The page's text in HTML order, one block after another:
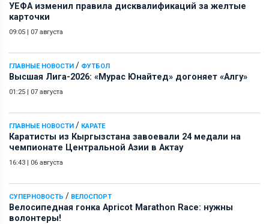
УЕФА изменил правила дисквалификаций за желтые
карточки
09:05 | 07 августа
ГЛАВНЫЕ НОВОСТИ / ФУТБОЛ
Высшая Лига-2026: «Мурас Юнайтед» догоняет «Алгу»
01:25 | 07 августа
ГЛАВНЫЕ НОВОСТИ / КАРАТЕ
Каратисты из Кыргызстана завоевали 24 медали на
чемпионате Центральной Азии в Актау
16:43 | 06 августа
СУПЕРНОВОСТЬ / ВЕЛОСПОРТ
Велосипедная гонка Apricot Marathon Race: нужны
волонтеры!